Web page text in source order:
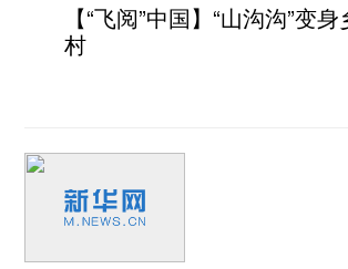
【“飞阅”中国】“山沟沟”变
村